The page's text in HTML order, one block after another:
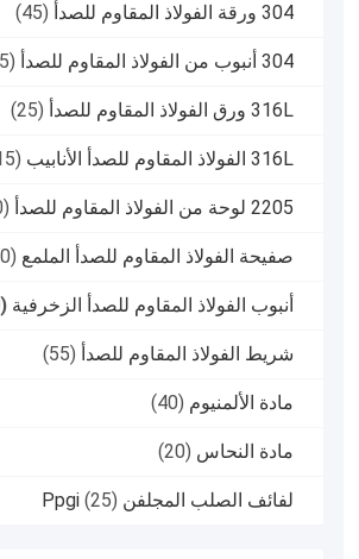
304 ورقة الفولاذ المقاوم للصدأ (45)
304 أنبوب من الفولاذ المقاوم للصدأ (35)
316L ورق الفولاذ المقاوم للصدأ (25)
316L الفولاذ المقاوم للصدأ الأنابيب (15)
2205 لوحة من الفولاذ المقاوم للصدأ (30)
صفيحة الفولاذ المقاوم للصدأ الملمع (50)
أنبوب الفولاذ المقاوم للصدأ الزخرفية (50)
شريط الفولاذ المقاوم للصدأ (55)
مادة الألمنيوم (40)
مادة النحاس (20)
لفائف الصلب المجلفن Ppgi (25)